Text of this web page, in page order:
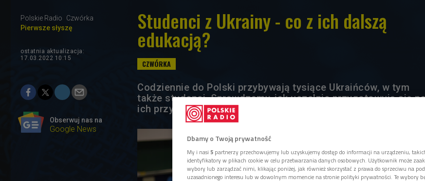
Polskie Radio
Czwórka
Pierwsze słyszę
Studenci z Ukrainy - co z ich dalszą
edukacją?
ostatnia aktualizacja:
17.03.2022 10:15
Obserwuj nas na
Google News
Codziennie do Polski przybywają tysiące Ukraińców, w tym
także studenci. Sprawdzamy, jak uczelnie przygotowują się
ich przyjęcie.
Dbamy o Twoją prywatność
My i nasi 5 partnerzy przechowujemy lub uzyskujemy dostęp do informacji na urządzeniu,
identyfikatory w plikach cookie w celu przetwarzania danych osobowych. Użytkownik może
wybory lub zarządzać nimi, klikając poniżej, jak również skorzystać z prawa do sprzeciwu na
uzasadnionego interesu lub w dowolnym momencie na stronie polityki prywatności. Te wybory